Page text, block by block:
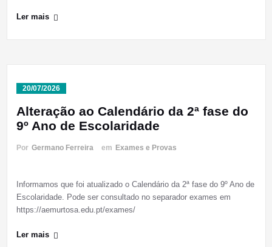
Ler mais
20/07/2026
Alteração ao Calendário da 2ª fase do
9º Ano de Escolaridade
Por Germano Ferreira em Exames e Provas
Informamos que foi atualizado o Calendário da 2ª fase do 9º Ano de
Escolaridade. Pode ser consultado no separador exames em
https://aemurtosa.edu.pt/exames/
Ler mais